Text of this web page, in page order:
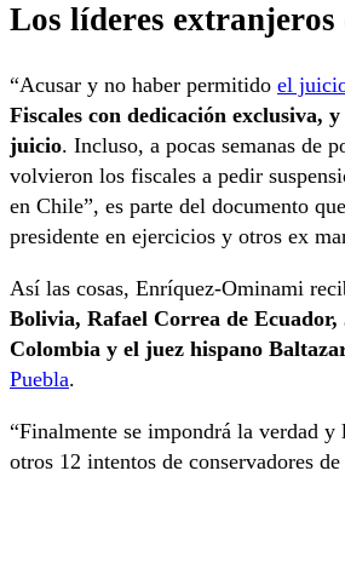
Los líderes
“Acusar y no haber permitido el
Fiscales con dedicación exclusiva,
juicio. Incluso, a pocas semanas de
volvieron los fiscales a pedir
en Chile”, es parte del documento
presidente en ejercicios y otros ex
Así las cosas, Enríquez-Ominami
Bolivia, Rafael Correa de
Colombia y el juez hispano
Puebla.
“Finalmente se impondrá la verdad
otros 12 intentos de conservadores